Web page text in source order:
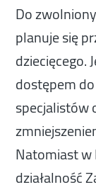
Do
planuje się
dziecięcego.
dostępem
specjalistów
Natomiast w
działalność